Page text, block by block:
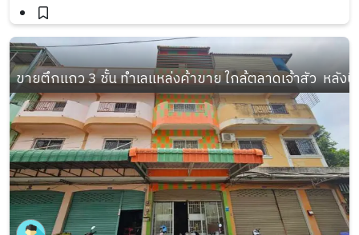
ขายตึกแถว 3 ชั้น ทำเลแหล่งค้าขาย ใกล้ตลาดเจ้าสัว  หลัง